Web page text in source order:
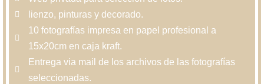
lienzo, pinturas y decorado.
10 fotografías impresa en papel profesional a
15x20cm en caja kraft.
Entrega via mail de los archivos de las fotografías
seleccionadas.